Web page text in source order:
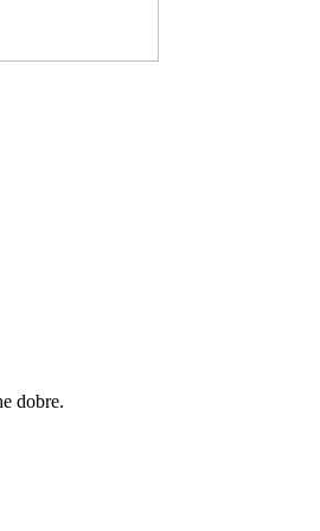
dobre.